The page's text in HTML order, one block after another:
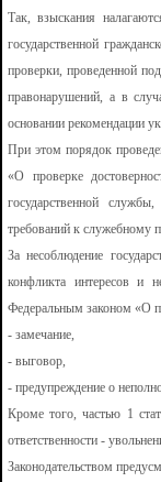
Так, взыскания
государственной
проверки, проведенной
правонарушений, а в
основании рекомендации
При этом порядок
«О проверке
государственной
требований к служебному
За несоблюдение
конфликта интересов и
Федеральным законом «О
- замечание,
- выговор,
- предупреждение о
Кроме того, частью 1
ответственности -
Законодательством